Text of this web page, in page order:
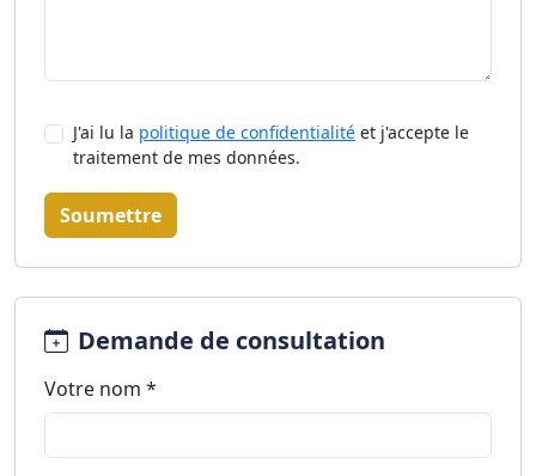
J'ai lu la politique de confidentialité et j'accepte le
traitement de mes données.
Soumettre
Demande de consultation
Votre nom *